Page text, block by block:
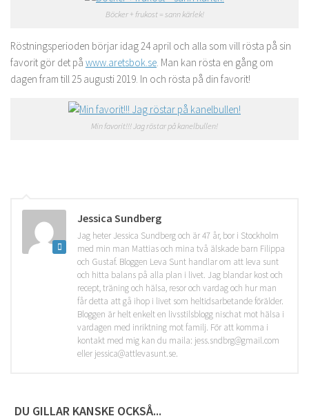
Böcker + frukost = sann kärlek!
Röstningsperioden börjar idag 24 april och alla som vill rösta på sin
favorit gör det på www.aretsbok.se. Man kan rösta en gång om
dagen fram till 25 augusti 2019. In och rösta på din favorit!
Min favorit!!! Jag röstar på kanelbullen!
Jessica Sundberg
Jag heter Jessica Sundberg och är 47 år, bor i Stockholm
med min man Mattias och mina två älskade barn Filippa
och Gustaf. Bloggen Leva Sunt handlar om att leva sunt
och hitta balans på alla plan i livet. Jag blandar kost och
recept, träning och hälsa, resor och vardag och hur man
får detta att gå ihop i livet som heltidsarbetande förälder.
Bloggen är helt enkelt en livsstilsblogg nischat mot hälsa i
vardagen med inriktning mot familj. För att komma i
kontakt med mig kan du maila: jess.sndbrg@gmail.com
eller jessica@attlevasunt.se.
DU GILLAR KANSKE OCKSÅ...